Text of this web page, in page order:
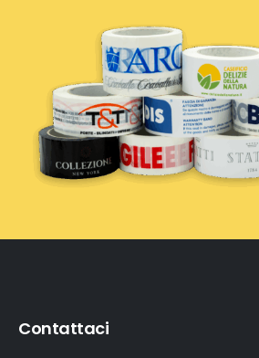
Contattaci